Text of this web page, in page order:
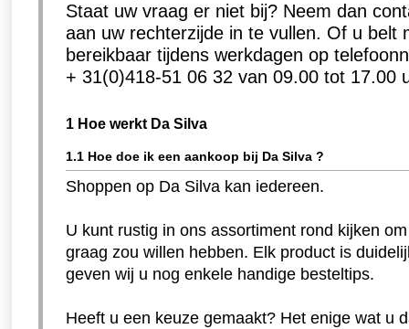
Staat uw vraag er niet bij? Neem dan
aan uw rechterzijde in te vullen. Of u belt
bereikbaar tijdens werkdagen op
+ 31(0)418-51 06 32 van 09.00 tot 17.00
1 Hoe werkt Da Silva
1.1 Hoe doe ik een aankoop bij Da Silva ?
Shoppen op Da Silva kan iedereen.
U kunt rustig in ons assortiment rond kijken
graag zou willen hebben. Elk product is
geven wij u nog enkele handige besteltips.
Heeft u een keuze gemaakt? Het enige wat u